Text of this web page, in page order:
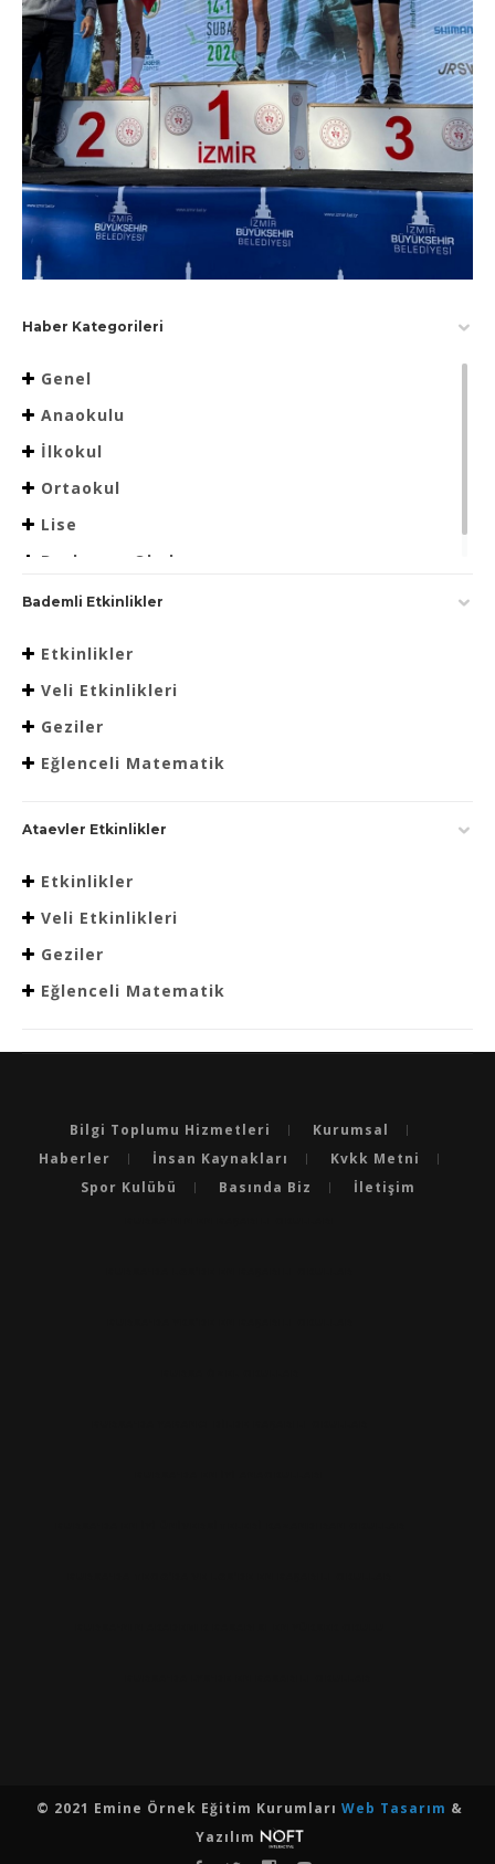
Haber Kategorileri
Genel
Anaokulu
İlkokul
Ortaokul
Lise
Beslenme Okulu
Bademli Etkinlikler
Etkinlikler
Veli Etkinlikleri
Geziler
Eğlenceli Matematik
Ataevler Etkinlikler
Etkinlikler
Veli Etkinlikleri
Geziler
Eğlenceli Matematik
Bilgi Toplumu Hizmetleri
Kurumsal
Haberler
İnsan Kaynakları
Kvkk Metni
Spor Kulübü
Basında Biz İletişim
© 2021 Emine Örnek Eğitim Kurumları Web Tasarım &
Yazılım